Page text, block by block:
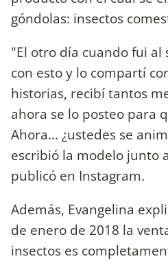
góndolas: insectos
"El otro día cuando fui
con esto y lo compartí
historias, recibí tantos
ahora se lo posteo para
Ahora... ¿ustedes se
escribió la modelo junto
publicó en Instagram.
Además, Evangelina
de enero de 2018 la
insectos es